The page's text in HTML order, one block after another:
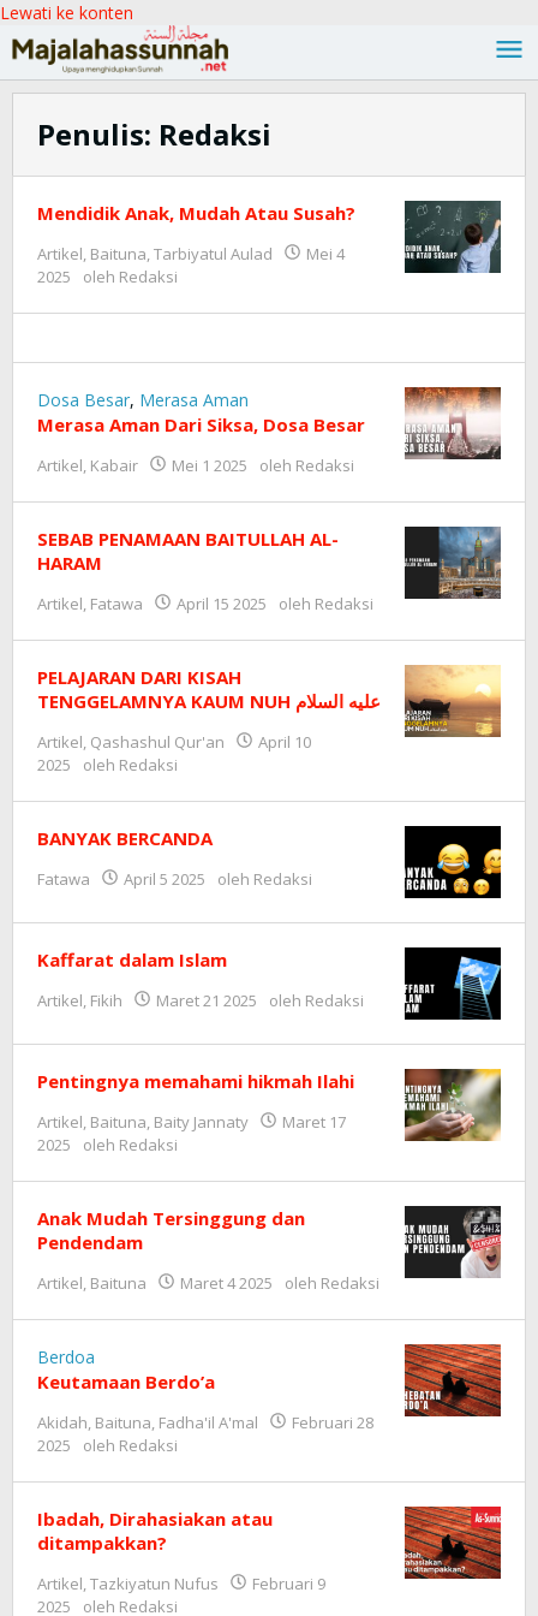
Lewati ke konten
Penulis: Redaksi
Mendidik Anak, Mudah Atau Susah?
Artikel, Baituna,Tarbiyatul Aulad
Mei 4
2025
oleh Redaksi
Dosa Besar, Merasa Aman
Merasa Aman Dari Siksa, Dosa Besar
Artikel, Kabair Mei 1 2025 oleh Redaksi
SEBAB PENAMAAN BAITULLAH AL-
HARAM
Artikel, Fatawa April 15 2025 oleh Redaksi
PELAJARAN DARI KISAH
TENGGELAMNYA KAUM NUH عليه السلام
Artikel, Qashashul Qur'an
April 10
2025
oleh Redaksi
BANYAK BERCANDA
Fatawa April 5 2025 oleh Redaksi
Kaffarat dalam Islam
Artikel, Fikih Maret 21 2025 oleh Redaksi
Pentingnya memahami hikmah Ilahi
Artikel, Baituna, Baity Jannaty
Maret 17
2025
oleh Redaksi
Anak Mudah Tersinggung dan
Pendendam
Artikel, Baituna Maret 4 2025 oleh Redaksi
Berdoa
Keutamaan Berdo’a
Akidah, Baituna, Fadha'il A'mal
Februari 28
2025
oleh Redaksi
Ibadah, Dirahasiakan atau
ditampakkan?
Artikel,Tazkiyatun Nufus
Februari 9
2025
oleh Redaksi